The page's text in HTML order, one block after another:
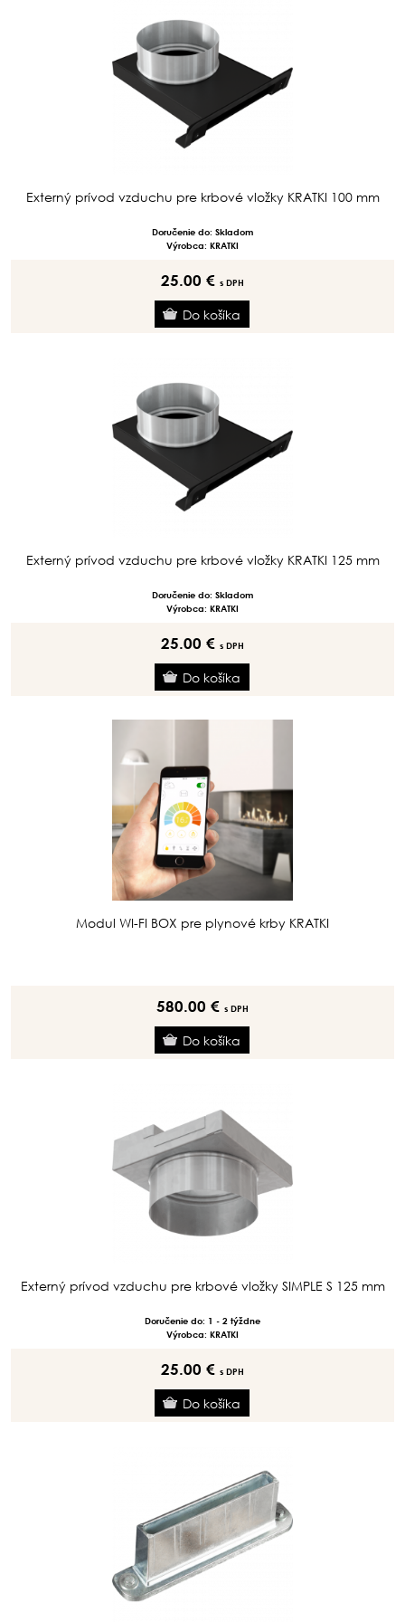
Externý prívod vzduchu pre krbové vložky KRATKI 100 mm
Doručenie do: Skladom
Výrobca: KRATKI
25.00 € s DPH
Externý prívod vzduchu pre krbové vložky KRATKI 125 mm
Doručenie do: Skladom
Výrobca: KRATKI
25.00 € s DPH
Modul WI-FI BOX pre plynové krby KRATKI
580.00 € s DPH
Externý prívod vzduchu pre krbové vložky SIMPLE S 125 mm
Doručenie do: 1 - 2 týždne
Výrobca: KRATKI
25.00 € s DPH